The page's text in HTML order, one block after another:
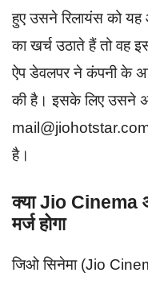
हुए उसने रिलायंस को यह
का खर्च उठाते हैं तो वह
ऐप डेवलपर ने कंपनी के
की है। इसके लिए उसने
mail@jiohotstar.com
है।
क्या Jio
मर्ज होगा
जिओ सिनेमा (Jio